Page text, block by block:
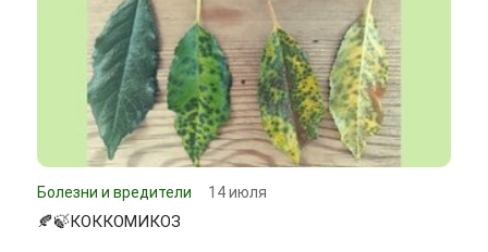
Болезни и вредители 14 июля
🍂🍃КОККОМИКОЗ